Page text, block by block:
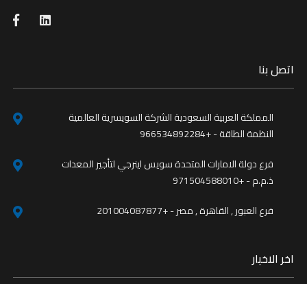
اتصل بنا
المملكة العربية السعودية الشركة السويسرية العالمية
النظمة الطاقة - +966534892284
فرع دولة الامارات المتحدة سويس اينرجي لتأجير المعدات
ذ.م.م - +971504588010
فرع العبور , القاهرة , مصر - +201004087877
اخر الاخبار